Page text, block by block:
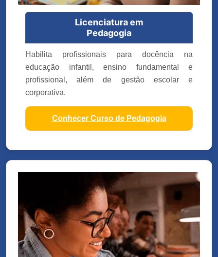
Licenciatura em
Pedagogia
Habilita profissionais para docência na
educação infantil, ensino fundamental e
profissional, além de gestão escolar e
corporativa.
Conhecer Curso de Pedagogia